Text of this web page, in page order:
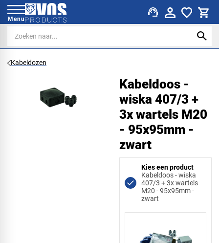
Menu support_agent
Kabeldozen
Kabeldoos -
wiska 407/3 +
3x wartels M20
- 95x95mm -
zwart
Kies een product
Kabeldoos - wiska
407/3 + 3x wartels
M20 - 95x95mm -
zwart